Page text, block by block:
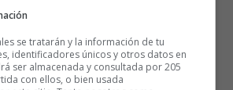
una persona de esa edad llegó la
problema: la señora en cuestión se
se tratarán y la información de tu
identificadores únicos y otros datos en
ser almacenada y consultada por 205
con ellos, o bien usada